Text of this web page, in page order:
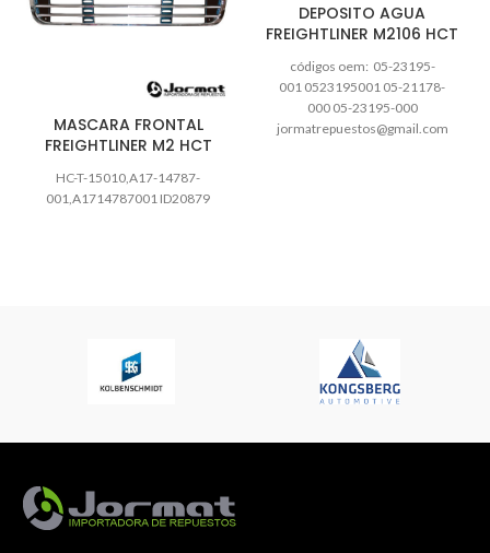
MASCARA FRONTAL
FREIGHTLINER M2 HCT
HC-T-15010,A17-14787-
001,A1714787001 ID20879
DEPOSITO AGUA
FREIGHTLINER M2106 HCT
códigos oem: 05-23195-
001 0523195001 05-21178-
000 05-23195-000
jormatrepuestos@gmail.com